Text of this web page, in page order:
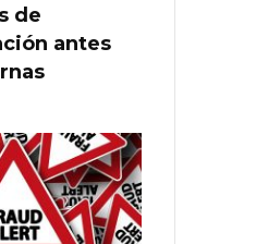
de
antes